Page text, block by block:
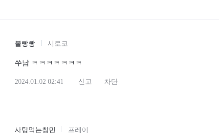
볼빵빵 시로코
쑤남 ㅋㅋㅋㅋㅋㅋㅋ
2024.01.02 02:41 신고 차단
사탕먹는창민 프레이